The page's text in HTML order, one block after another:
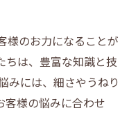
様のお力になることが
ちは、豊富な知識と技
みには、細さやうねり
客様の悩みに合わせ